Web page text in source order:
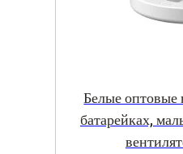
Белые оптовые
батарейках,